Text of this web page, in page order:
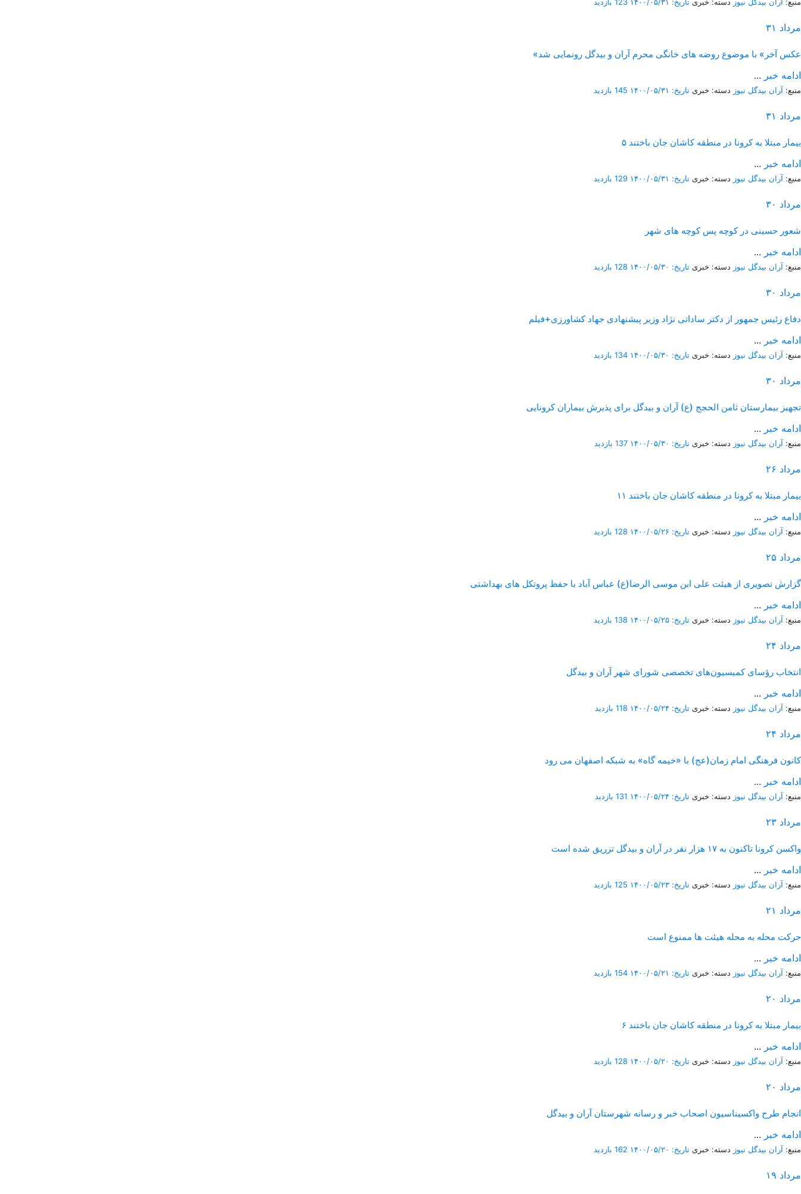
۳۱ مرداد
«عکس آخر» با موضوع روضه های خانگی محرم آران و بیدگل رونمایی شد
... ادامه خبر
منبع: آران بیدگل نیوز دسته: خبری تاریخ: ۱۴۰۰/۰۵/۳۱ 145 بازدید
۳۱ مرداد
۵ بیمار مبتلا به کرونا در منطقه کاشان جان باختند
... ادامه خبر
منبع: آران بیدگل نیوز دسته: خبری تاریخ: ۱۴۰۰/۰۵/۳۱ 129 بازدید
۳۰ مرداد
شعور حسینی در کوچه پس کوچه های شهر
... ادامه خبر
منبع: آران بیدگل نیوز دسته: خبری تاریخ: ۱۴۰۰/۰۵/۳۰ 128 بازدید
۳۰ مرداد
دفاع رئیس جمهور از دکتر ساداتی نژاد وزیر پیشنهادی جهاد کشاورزی+فیلم
... ادامه خبر
منبع: آران بیدگل نیوز دسته: خبری تاریخ: ۱۴۰۰/۰۵/۳۰ 134 بازدید
۳۰ مرداد
تجهیز بیمارستان ثامن الحجج (ع) آران و بیدگل برای پذیرش بیماران کرونایی
... ادامه خبر
منبع: آران بیدگل نیوز دسته: خبری تاریخ: ۱۴۰۰/۰۵/۳۰ 137 بازدید
۲۶ مرداد
۱۱ بیمار مبتلا به کرونا در منطقه کاشان جان باختند
... ادامه خبر
منبع: آران بیدگل نیوز دسته: خبری تاریخ: ۱۴۰۰/۰۵/۲۶ 128 بازدید
۲۵ مرداد
گزارش تصویری از هیئت علی ابن موسی الرضا(ع) عباس آباد با حفظ پروتکل های بهداشتی
... ادامه خبر
منبع: آران بیدگل نیوز دسته: خبری تاریخ: ۱۴۰۰/۰۵/۲۵ 138 بازدید
۲۴ مرداد
انتخاب رؤسای کمیسیون‌های تخصصی شورای شهر آران و بیدگل
... ادامه خبر
منبع: آران بیدگل نیوز دسته: خبری تاریخ: ۱۴۰۰/۰۵/۲۴ 118 بازدید
۲۴ مرداد
کانون فرهنگی امام زمان(عج) با «خیمه گاه» به شبکه اصفهان می رود
... ادامه خبر
منبع: آران بیدگل نیوز دسته: خبری تاریخ: ۱۴۰۰/۰۵/۲۴ 131 بازدید
۲۳ مرداد
واکسن کرونا تاکنون به ۱۷ هزار نفر در آران و بیدگل تزریق شده است
... ادامه خبر
منبع: آران بیدگل نیوز دسته: خبری تاریخ: ۱۴۰۰/۰۵/۲۳ 125 بازدید
۲۱ مرداد
حرکت محله به محله هیئت ها ممنوع است
... ادامه خبر
منبع: آران بیدگل نیوز دسته: خبری تاریخ: ۱۴۰۰/۰۵/۲۱ 154 بازدید
۲۰ مرداد
۶ بیمار مبتلا به کرونا در منطقه کاشان جان باختند
... ادامه خبر
منبع: آران بیدگل نیوز دسته: خبری تاریخ: ۱۴۰۰/۰۵/۲۰ 128 بازدید
۲۰ مرداد
انجام طرح واکسیناسیون اصحاب خبر و رسانه شهرستان آران و بیدگل
... ادامه خبر
منبع: آران بیدگل نیوز دسته: خبری تاریخ: ۱۴۰۰/۰۵/۲۰ 162 بازدید
۱۹ مرداد